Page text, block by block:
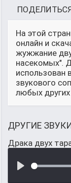
На этой
онлайн и
жужжание
насекомых".
использован
звукового
любых других
ДРУГИЕ
Драка двух